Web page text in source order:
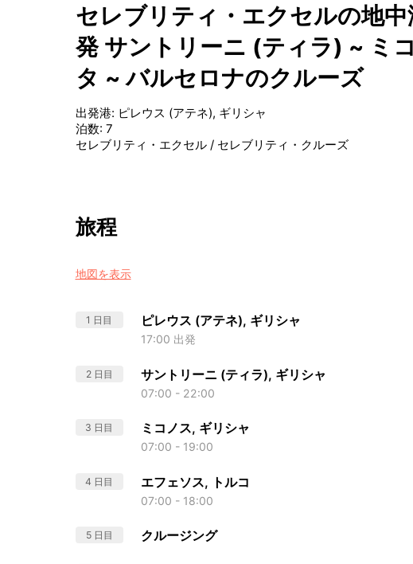
セレブリティ・エクセルの地
発 サントリーニ (ティラ) ~ ミ
タ ~ バルセロナのクルーズ
出発港: ピレウス (アテネ), ギリシャ
泊数: 7
セレブリティ・エクセル/ セレブリティ・クルーズ
旅程
地図を表示
1 日目 ピレウス (アテネ), ギリシャ
17:00 出発
2 日目 サントリーニ (ティラ), ギリシャ
07:00 - 22:00
3 日目 ミコノス, ギリシャ
07:00 - 19:00
4 日目 エフェソス, トルコ
07:00 - 18:00
5 日目 クルージング